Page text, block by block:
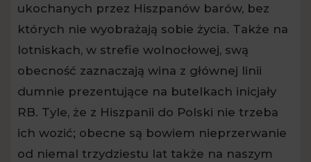
ukochanych przez Hiszpanów barów, bez
których nie wyobrażają sobie życia. Także na
lotniskach, w strefie wolnocłowej, swą
obecność zaznaczają wina z głównej linii
dumnie prezentujące na butelkach inicjały
RB. Tyle, że z Hiszpanii do Polski nie trzeba
ich wozić; obecne są bowiem nieprzerwanie
od niemal trzydziestu lat także na naszym